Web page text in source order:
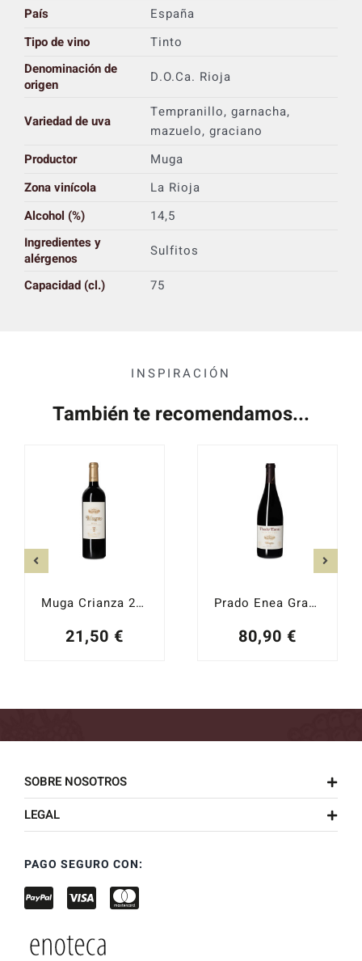
País
España
Tipo de vino
Tinto
Denominación de
origen
D.O.Ca. Rioja
Variedad de uva
Tempranillo, garnacha,
mazuelo, graciano
Productor
Muga
Zona vinícola
La Rioja
Alcohol (%)
14,5
Ingredientes y
alérgenos
Sulfitos
Capacidad (cl.)
75
INSPIRACIÓN
También te recomendamos...
Muga Crianza 2022
21,50 €
Prado Enea Gran Reserva 2016
80,90 €
SOBRE NOSOTROS
LEGAL
PAGO SEGURO CON: